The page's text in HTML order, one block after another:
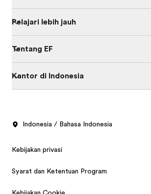
Pelajari lebih jauh
Tentang EF
Kantor di Indonesia
Indonesia / Bahasa Indonesia
Kebijakan privasi
Syarat dan Ketentuan Program